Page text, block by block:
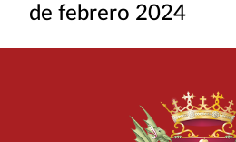
de febrero 2024